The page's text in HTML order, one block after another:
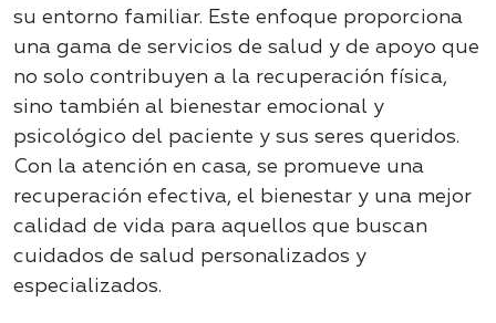
su entorno familiar. Este enfoque proporciona
una gama de servicios de salud y de apoyo que
no solo contribuyen a la recuperación física,
sino también al bienestar emocional y
psicológico del paciente y sus seres queridos.
Con la atención en casa, se promueve una
recuperación efectiva, el bienestar y una mejor
calidad de vida para aquellos que buscan
cuidados de salud personalizados y
especializados.